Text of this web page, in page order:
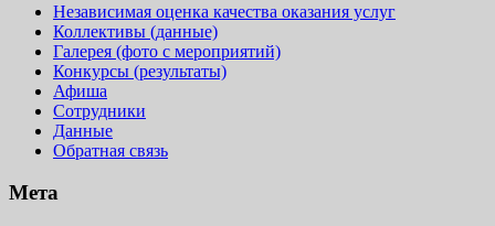
Независимая оценка качества оказания услуг
Коллективы (данные)
Галерея (фото с мероприятий)
Конкурсы (результаты)
Афиша
Сотрудники
Данные
Обратная связь
Мета